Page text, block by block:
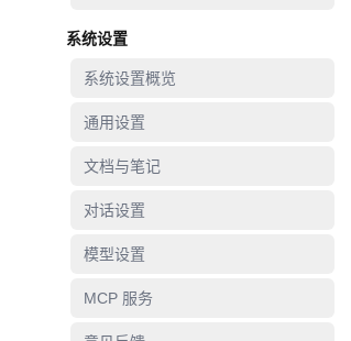
系统设置
系统设置概览
通用设置
文档与笔记
对话设置
模型设置
MCP 服务